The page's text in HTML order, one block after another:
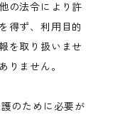
の法令により許
得ず、利用目的
を取り扱いませ
りません。
のために必要が